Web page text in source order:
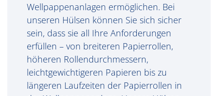
Wellpappenanlagen ermöglichen. Bei
unseren Hülsen können Sie sich sicher
sein, dass sie all Ihre Anforderungen
erfüllen – von breiteren Papierrollen,
höheren Rollendurchmessern,
leichtgewichtigeren Papieren bis zu
längeren Laufzeiten der Papierrollen in